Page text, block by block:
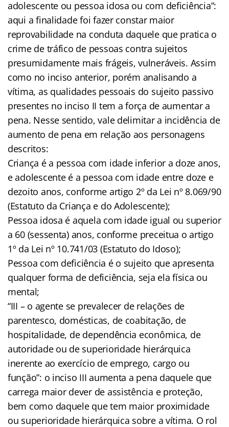
adolescente ou pessoa idosa ou com deficiência”:
aqui a finalidade foi fazer constar maior
reprovabilidade na conduta daquele que pratica o
crime de tráfico de pessoas contra sujeitos
presumidamente mais frágeis, vulneráveis. Assim
como no inciso anterior, porém analisando a
vítima, as qualidades pessoais do sujeito passivo
presentes no inciso II tem a força de aumentar a
pena. Nesse sentido, vale delimitar a incidência de
aumento de pena em relação aos personagens
descritos:
Criança é a pessoa com idade inferior a doze anos,
e adolescente é a pessoa com idade entre doze e
dezoito anos, conforme artigo 2º da Lei nº 8.069/90
(Estatuto da Criança e do Adolescente);
Pessoa idosa é aquela com idade igual ou superior
a 60 (sessenta) anos, conforme preceitua o artigo
1º da Lei nº 10.741/03 (Estatuto do Idoso);
Pessoa com deficiência é o sujeito que apresenta
qualquer forma de deficiência, seja ela física ou
mental;
“III – o agente se prevalecer de relações de
parentesco, domésticas, de coabitação, de
hospitalidade, de dependência econômica, de
autoridade ou de superioridade hierárquica
inerente ao exercício de emprego, cargo ou
função”: o inciso III aumenta a pena daquele que
carrega maior dever de assistência e proteção,
bem como daquele que tem maior proximidade
ou superioridade hierárquica sobre a vítima. O rol